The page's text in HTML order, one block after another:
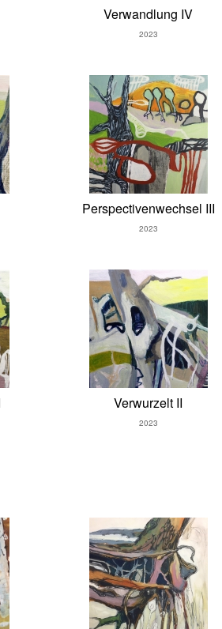
Verwandlung IV
2023
Perspectivenwechsel III
2023
Verwurzelt II
2023